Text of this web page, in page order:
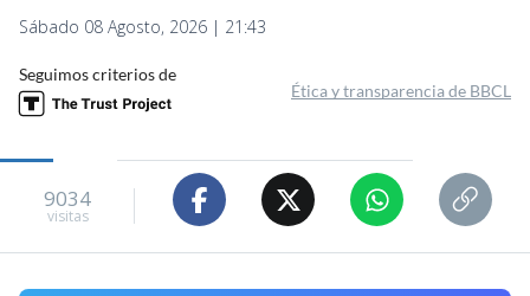
Sábado 08 Agosto, 2026 | 21:43
Seguimos criterios de
Ética y transparencia de BBCL
9034
visitas